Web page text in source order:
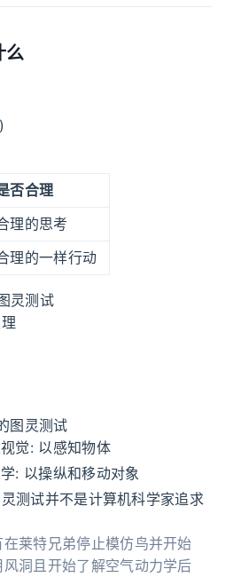
么
否合理
理的思考
理的一样行动
灵测试
图灵测试
觉: 以感知物体
: 以操纵和移动对象
测试并不是计算机科学家追求
在莱特兄弟停止模仿鸟并开始
风洞且开始了解空气动力学后